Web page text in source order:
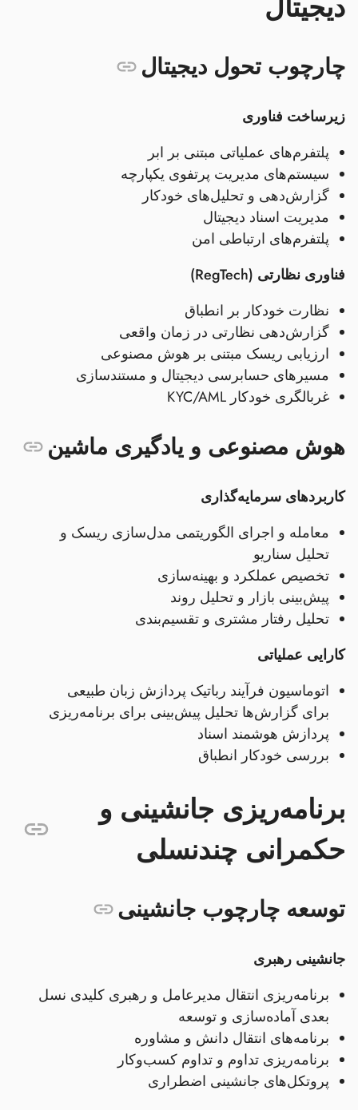
چارچوب تحول دیجیتال
زیرساخت فناوری
پلتفرم‌های عملیاتی مبتنی بر ابر
سیستم‌های مدیریت پرتفوی یکپارچه
گزارش‌دهی و تحلیل‌های خودکار
مدیریت اسناد دیجیتال
پلتفرم‌های ارتباطی امن
فناوری نظارتی (RegTech)
نظارت خودکار بر انطباق
گزارش‌دهی نظارتی در زمان واقعی
ارزیابی ریسک مبتنی بر هوش مصنوعی
مسیرهای حسابرسی دیجیتال و مستندسازی
غربالگری خودکار KYC/AML
هوش مصنوعی و یادگیری ماشین
کاربردهای سرمایه‌گذاری
معامله و اجرای الگوریتمی مدل‌سازی ریسک و
تحلیل سناریو
تخصیص عملکرد و بهینه‌سازی
پیش‌بینی بازار و تحلیل روند
تحلیل رفتار مشتری و تقسیم‌بندی
کارایی عملیاتی
اتوماسیون فرآیند رباتیک پردازش زبان طبیعی
برای گزارش‌ها تحلیل پیش‌بینی برای برنامه‌ریزی
پردازش هوشمند اسناد
بررسی خودکار انطباق
برنامه‌ریزی جانشینی و
حکمرانی چندنسلی
توسعه چارچوب جانشینی
جانشینی رهبری
برنامه‌ریزی انتقال مدیرعامل و رهبری کلیدی نسل
بعدی آماده‌سازی و توسعه
برنامه‌های انتقال دانش و مشاوره
برنامه‌ریزی تداوم و تداوم کسب‌وکار
پروتکل‌های جانشینی اضطراری